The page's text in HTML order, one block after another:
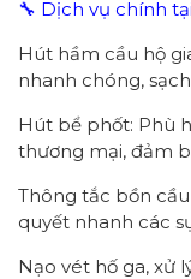
🔧 Dịch vụ chính
Hút hầm cầu hộ
nhanh chóng,
Hút bể phốt: Phù
thương mại, đảm
Thông tắc bồn
quyết nhanh các
Nạo vét hố ga, xử